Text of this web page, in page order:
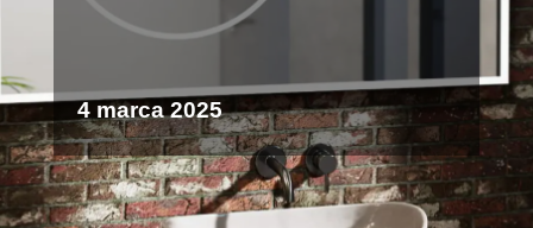
4 marca 2025